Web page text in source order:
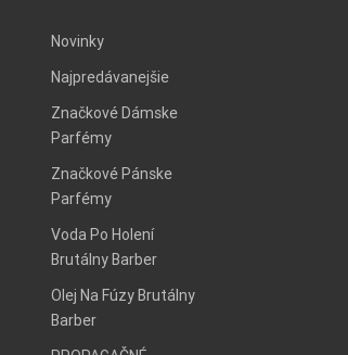
Novinky
Najpredávanejšie
Značkové Dámske
Parfémy
Značkové Pánske
Parfémy
Voda Po Holení
Brutálny Barber
Olej Na Fúzy Brutálny
Barber